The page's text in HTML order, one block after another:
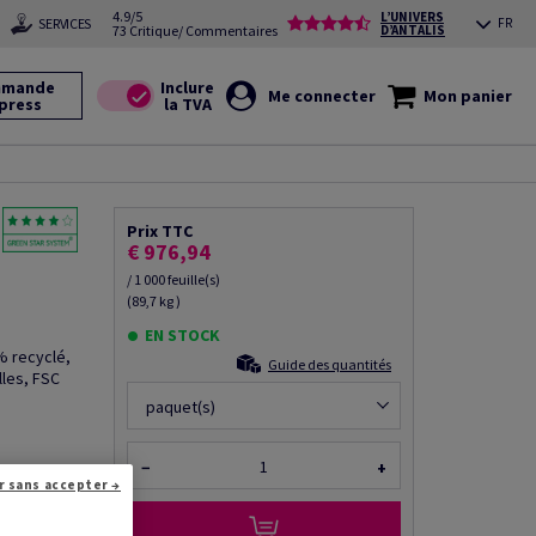
SERVICES
4.9/5
73 Critique/ Commentaires
L’UNIVERS
D’ANTALIS FR
Me connecter Mon panier
recyclé,
FSC
via e-mail
Prix TTC
€ 976,94
/ 1 000 feuille(s)
(89,7 kg )
EN STOCK
Guide des quantités
paquet(s)
− +
sans accepter →